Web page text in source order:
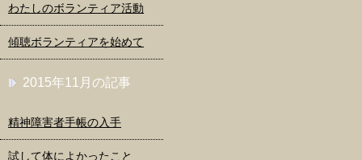
わたしのボランティア活動
傾聴ボランティアを始めて
2015年11月の記事
精神障害者手帳の入手
試して体によかったこと